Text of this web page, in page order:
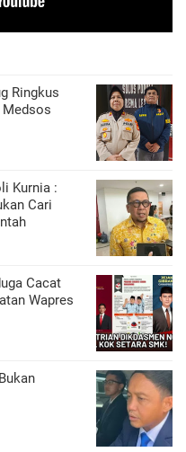
Ringkus
Medsos
Kurnia :
Cari
Cacat
Wapres